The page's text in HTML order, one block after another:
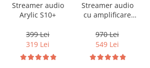
Streamer audio
Arylic S10+
399 Lei
319 Lei
Streamer audio
cu amplificare
A30+, LAN /Wi-Fi
/Bluetooth,
24bit/192kHz,
Multiroom
970 Lei
549 Lei